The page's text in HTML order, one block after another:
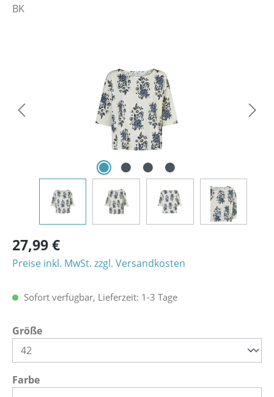
BK
27,99 €
Preise inkl. MwSt. zzgl. Versandkosten
Sofort verfügbar, Lieferzeit: 1-3 Tage
Größeauswählen
Farbeauswählen